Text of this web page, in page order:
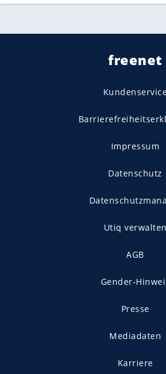
freenet
Impressum
Datenschutz
Utiq verwalten
AGB
Gender-
Presse
Mediadaten
Karriere